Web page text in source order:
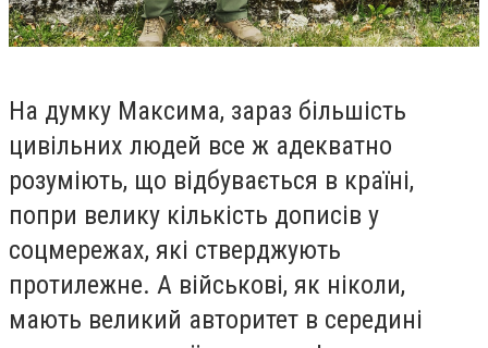
На думку Максима, зараз більшість
цивільних людей все ж адекватно
розуміють, що відбувається в країні,
попри велику кількість дописів у
соцмережах, які стверджують
протилежне. А військові, як ніколи,
мають великий авторитет в середині